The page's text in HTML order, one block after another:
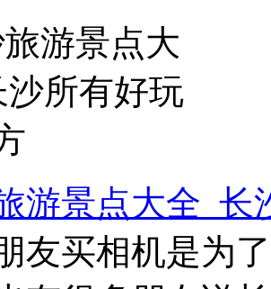
游景点大全_长
友买相机是为